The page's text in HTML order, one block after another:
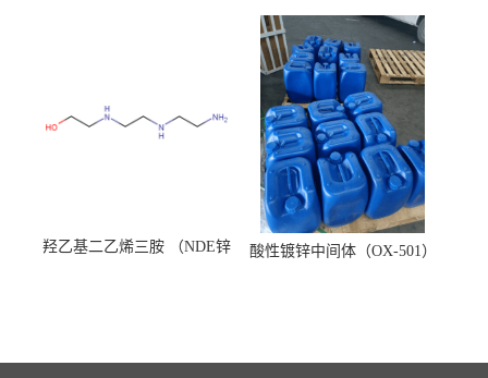
羟乙基二乙烯三胺 （NDE锌
酸性镀锌中间体（OX-501）